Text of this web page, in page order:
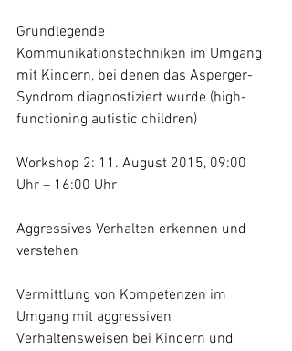
Grundlegende
Kommunikationstechniken im Umgang
mit Kindern, bei denen das Asperger-
Syndrom diagnostiziert wurde (high-
functioning autistic children)
Workshop 2: 11. August 2015, 09:00
Uhr – 16:00 Uhr
Aggressives Verhalten erkennen und
verstehen
Vermittlung von Kompetenzen im
Umgang mit aggressiven
Verhaltensweisen bei Kindern und